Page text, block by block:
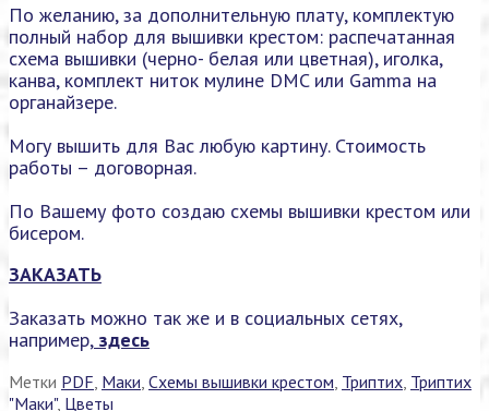
По желанию, за дополнительную плату, комплектую
полный набор для вышивки крестом: распечатанная
схема вышивки (черно- белая или цветная), иголка,
канва, комплект ниток мулине DMC или Gamma на
органайзере.
Могу вышить для Вас любую картину. Стоимость
работы – договорная.
По Вашему фото создаю схемы вышивки крестом или
бисером.
ЗАКАЗАТЬ
Заказать можно так же и в социальных сетях,
например, здесь
Метки PDF Маки Схемы вышивки крестом Триптих Триптих
"Маки", Цветы